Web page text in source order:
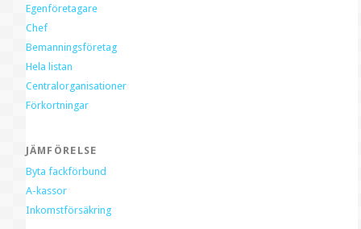
Egenföretagare
Chef
Bemanningsföretag
Hela listan
Centralorganisationer
Förkortningar
JÄMFÖRELSE
Byta fackförbund
A-kassor
Inkomstförsäkring